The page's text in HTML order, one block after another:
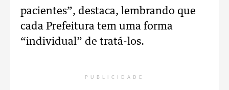
pacientes”, destaca, lembrando que
cada Prefeitura tem uma forma
“individual” de tratá-los.
PUBLICIDADE